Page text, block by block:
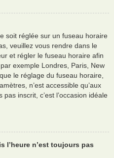
soit réglée sur un fuseau horaire
veuillez vous rendre dans le
et régler le fuseau horaire afin
exemple Londres, Paris, New
le réglage du fuseau horaire,
n’est accessible qu’aux
inscrit, c’est l’occasion idéale
l’heure n’est toujours pas